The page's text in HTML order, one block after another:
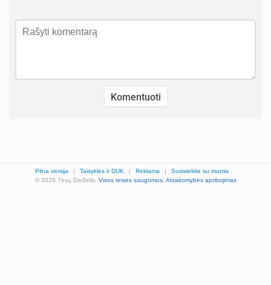
Pilna versija | Taisyklės ir DUK | Reklama |
Susisiekite su mumis
© 2026 Tėvų Darželis. Visos teisės saugomos. Atsakomybės apribojimas